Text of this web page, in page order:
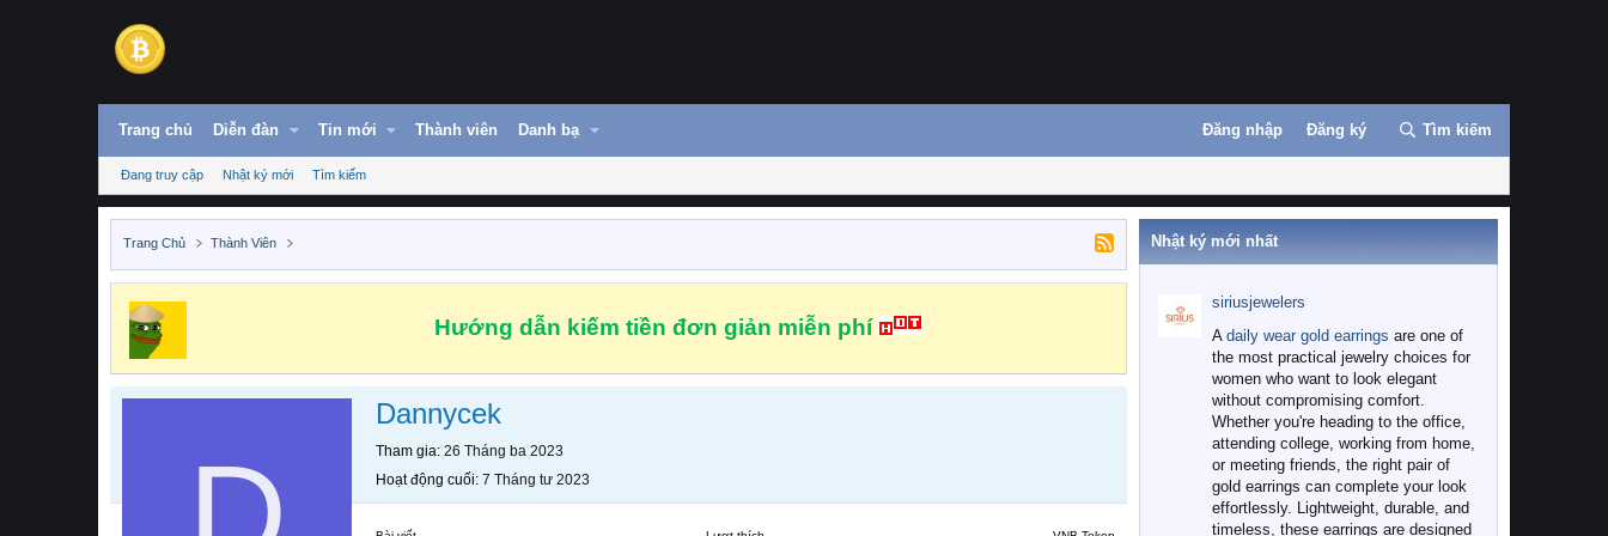
Trang chủ Diễn đàn Tin mới Thành viên Danh bạ Đăng nhập Đăng ký Tìm kiếm
Đang truy cập Nhật ký mới Tìm kiếm
Trang Chủ Thành Viên
Hướng dẫn kiếm tiền đơn giản miễn phí
Dannycek
Tham gia 26 Tháng ba 2023
Hoạt động cuối 7 Tháng tư 2023
Nhật ký mới nhất
siriusjewelers
A daily wear gold earrings are one of
the most practical jewelry choices for
women who want to look elegant
without compromising comfort.
Whether you're heading to the office,
attending college, working from home,
or meeting friends, the right pair of
gold earrings can complete your look
effortlessly. Lightweight, durable, and
timeless, these earrings are designed